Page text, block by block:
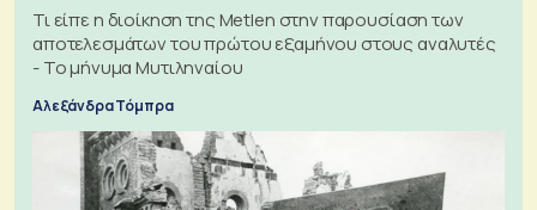
Τι είπε η διοίκηση της Metlen στην παρουσίαση των
αποτελεσμάτων του πρώτου εξαμήνου στους αναλυτές
- Το μήνυμα Μυτιληναίου
Αλεξάνδρα Τόμπρα